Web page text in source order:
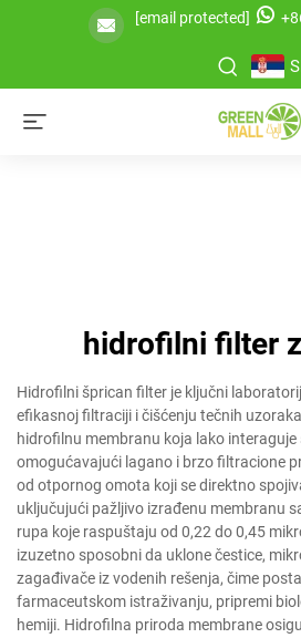
[email protected]
hidrofilni filter
Hidrofilni šprican filter je ključni
efikasnoj filtraciji i čišćenju tečnih
hidrofilnu membranu koja lako interaguje
omogućavajući lagano i brzo filtracione
od otpornog omota koji se direktno
uključujući pažljivo izrađenu membranu
rupa koje raspuštaju od 0,22 do 0,45
izuzetno sposobni da uklone čestice,
zagađivače iz vodenih rešenja, čime
farmaceutskom istraživanju, pripremi
hemiji. Hidrofilna priroda membrane